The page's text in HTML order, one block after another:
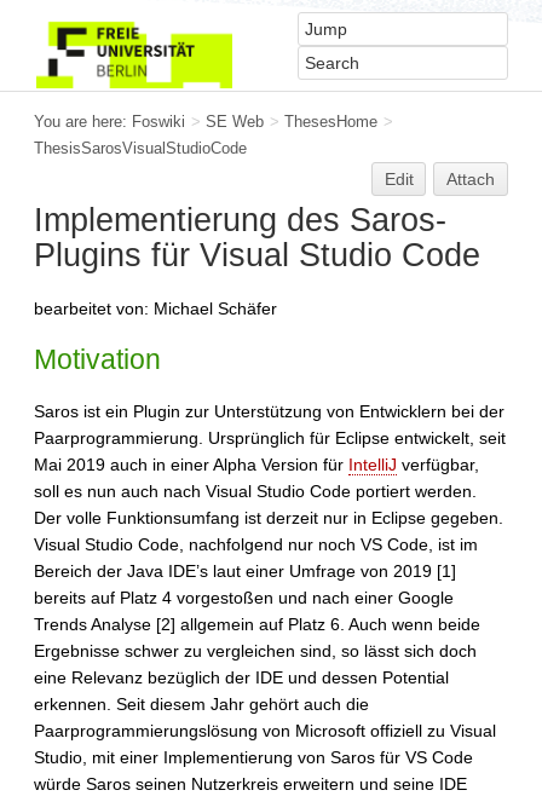
You are here: Foswiki > SE Web > ThesesHome >
ThesisSarosVisualStudioCode
Edit Attach
Implementierung des Saros-
Plugins für Visual Studio Code
bearbeitet von: Michael Schäfer
Motivation
Saros ist ein Plugin zur Unterstützung von Entwicklern bei der
Paarprogrammierung. Ursprünglich für Eclipse entwickelt, seit
Mai 2019 auch in einer Alpha Version für IntelliJ verfügbar,
soll es nun auch nach Visual Studio Code portiert werden.
Der volle Funktionsumfang ist derzeit nur in Eclipse gegeben.
Visual Studio Code, nachfolgend nur noch VS Code, ist im
Bereich der Java IDE’s laut einer Umfrage von 2019 [1]
bereits auf Platz 4 vorgestoßen und nach einer Google
Trends Analyse [2] allgemein auf Platz 6. Auch wenn beide
Ergebnisse schwer zu vergleichen sind, so lässt sich doch
eine Relevanz bezüglich der IDE und dessen Potential
erkennen. Seit diesem Jahr gehört auch die
Paarprogrammierungslösung von Microsoft offiziell zu Visual
Studio, mit einer Implementierung von Saros für VS Code
würde Saros seinen Nutzerkreis erweitern und seine IDE